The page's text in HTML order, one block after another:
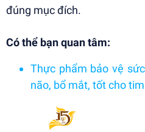
đúng mục đích.
Có thể bạn quan tâm:
Thực phẩm bảo vệ
não, bổ mắt, tốt cho